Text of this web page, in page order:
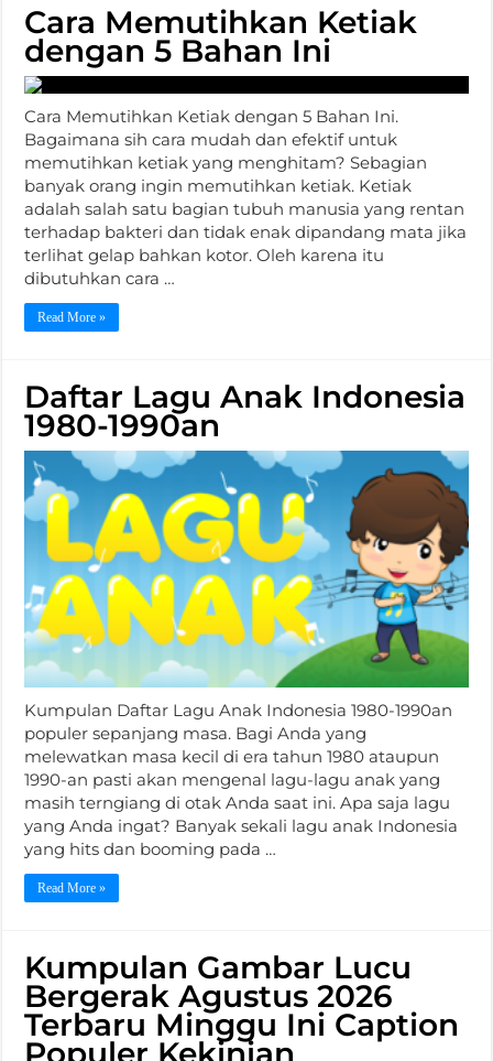
Cara Memutihkan Ketiak
dengan 5 Bahan Ini
Cara Memutihkan Ketiak dengan 5 Bahan Ini.
Bagaimana sih cara mudah dan efektif untuk
memutihkan ketiak yang menghitam? Sebagian
banyak orang ingin memutihkan ketiak. Ketiak
adalah salah satu bagian tubuh manusia yang rentan
terhadap bakteri dan tidak enak dipandang mata jika
terlihat gelap bahkan kotor. Oleh karena itu
dibutuhkan cara …
Read More »
Daftar Lagu Anak Indonesia
1980-1990an
Kumpulan Daftar Lagu Anak Indonesia 1980-1990an
populer sepanjang masa. Bagi Anda yang
melewatkan masa kecil di era tahun 1980 ataupun
1990-an pasti akan mengenal lagu-lagu anak yang
masih terngiang di otak Anda saat ini. Apa saja lagu
yang Anda ingat? Banyak sekali lagu anak Indonesia
yang hits dan booming pada …
Read More »
Kumpulan Gambar Lucu
Bergerak Agustus 2026
Terbaru Minggu Ini Caption
Populer Kekinian